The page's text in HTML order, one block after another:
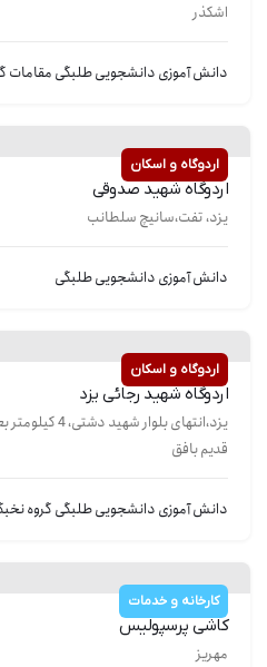
اشکذر
دانش آموزیدانشجوییطلبگیمقامات
اردوگاه و اسکان
اردوگاه شهید صدوقی
یزد، تفت،سانیچ سلطانب
دانش آموزیدانشجوییطلبگی
اردوگاه و اسکان
اردوگاه شهید رجائی یزد
یزد،انتهای
قدیم بافق
دانش آموزیدانشجوییطلبگیگروه
کارخانه و خدمات
کاشی پرسپولیس
مهریز